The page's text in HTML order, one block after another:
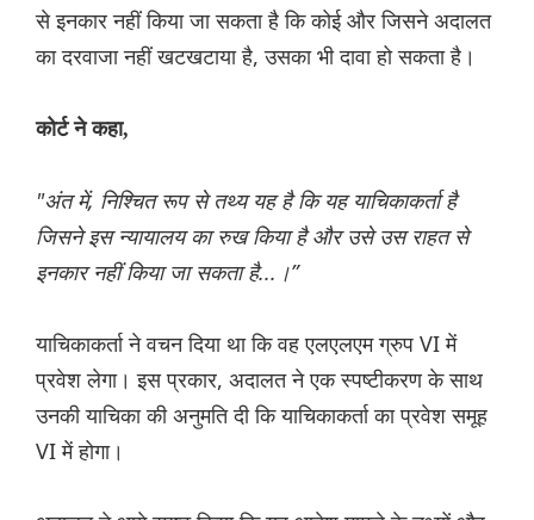
से इनकार नहीं किया जा सकता है कि कोई और जिसने अदालत
का दरवाजा नहीं खटखटाया है, उसका भी दावा हो सकता है।
कोर्ट ने कहा,
"अंत में, निश्चित रूप से तथ्य यह है कि यह याचिकाकर्ता है
जिसने इस न्यायालय का रुख किया है और उसे उस राहत से
इनकार नहीं किया जा सकता है...।”
याचिकाकर्ता ने वचन दिया था कि वह एलएलएम ग्रुप VI में
प्रवेश लेगा। इस प्रकार, अदालत ने एक स्पष्टीकरण के साथ
उनकी याचिका की अनुमति दी कि याचिकाकर्ता का प्रवेश समूह
VI में होगा।